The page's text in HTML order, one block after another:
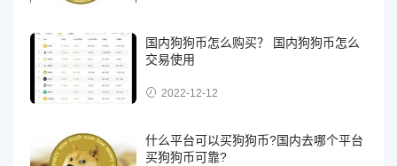
国内狗狗币怎么购买？ 国内狗狗币怎么
交易使用
2022-12-12
什么平台可以买狗狗币?国内去哪个平台
买狗狗币可靠?